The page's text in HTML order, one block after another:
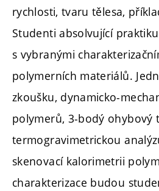
rychlosti, tvaru tělesa,
Studenti absolvující
s vybranými
polymerních materiálů.
zkoušku, dynamicko-
polymerů, 3-bodý ohybový
termogravimetrickou
skenovací kalorimetrii
charakterizace budou